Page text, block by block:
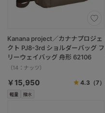
軽量 撥水
Kanana project／カナナプロジェ
クト PJ8-3rd ショルダーバッグ フ
リーウェイバッグ 舟形 62106
（14：ナッツ）
￥15,950 4.3 （7）